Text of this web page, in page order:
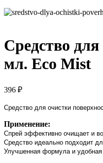
Средство
мл. Eco Mist
396 ₽
Средство для очистки
Применение:
Спрей эффективно очищает и
Средство идеально подходит
Улучшенная формула и удобная